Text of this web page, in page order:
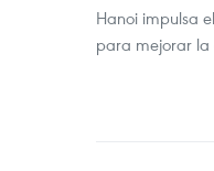
Hanoi impulsa
para mejorar la